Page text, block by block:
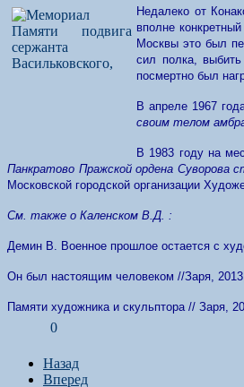
Недалеко от
вполне
Москвы это был
сил полка,
посмертно был
В апреле 1967
своим телом
В 1983 году на
Панкратово Пражской ордена Суворова
Московской городской организации
См. также о Каленском В.Д. :
Демин В. Военное прошлое остается с
Он был настоящим человеком //Заря,
Памяти художника и скульптора // Заря,
0
Назад
Вперед